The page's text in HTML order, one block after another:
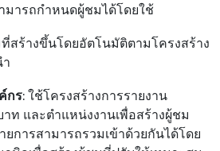
ารถกําหนดผู้ชมได้โดยใช้
สร้างขึ้นโดยอัตโนมัติตามโครงสร้าง
กร: ใช้โครงสร้างการรายงาน
ท และตําแหน่งงานเพื่อสร้างผู้ชม
การสามารถรวมเข้าด้วยกันได้โดย